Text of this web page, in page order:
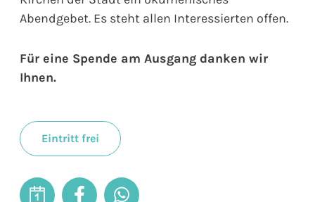
Abendgebet. Es steht allen Interessierten offen.
Für eine Spende am Ausgang danken wir
Ihnen.
Eintritt frei